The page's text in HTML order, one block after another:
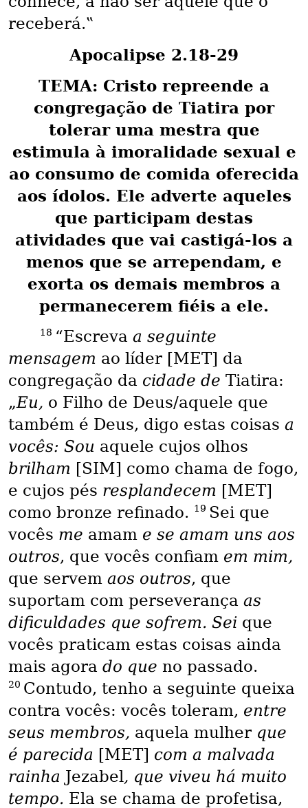
receberá.‟
Apocalipse 2.18-29
TEMA: Cristo repreende a
congregação de Tiatira por
tolerar uma mestra que
estimula à imoralidade sexual e
ao consumo de comida oferecida
aos ídolos. Ele adverte aqueles
que participam destas
atividades que vai castigá-los a
menos que se arrependam, e
exorta os demais membros a
permanecerem fiéis a ele.
18 “Escreva a seguinte
mensagem ao líder [MET] da
congregação da cidade de Tiatira:
„Eu, o Filho de Deus/aquele que
também é Deus, digo estas coisas a
vocês: Sou aquele cujos olhos
brilham [SIM] como chama de fogo,
e cujos pés resplandecem [MET]
como bronze refinado. 19 Sei que
vocês me amam e se amam uns aos
outros, que vocês confiam em mim,
que servem aos outros, que
suportam com perseverança as
dificuldades que sofrem. Sei que
vocês praticam estas coisas ainda
mais agora do que no passado.
20 Contudo, tenho a seguinte queixa
contra vocês: vocês toleram, entre
seus membros, aquela mulher que
é parecida [MET] com a malvada
rainha Jezabel, que viveu há muito
tempo. Ela se chama de profetisa,